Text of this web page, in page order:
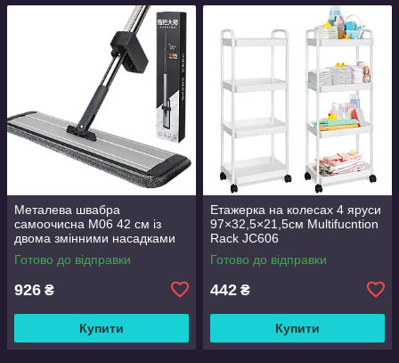
Металева швабра
самоочисна M06 42 см із
двома змінними насадками
Готово до відправки
926 ₴
Купити
Етажерка на колесах 4 яруси
97×32,5×21,5см Multifucntion
Rack JC606
Готово до відправки
442 ₴
Купити